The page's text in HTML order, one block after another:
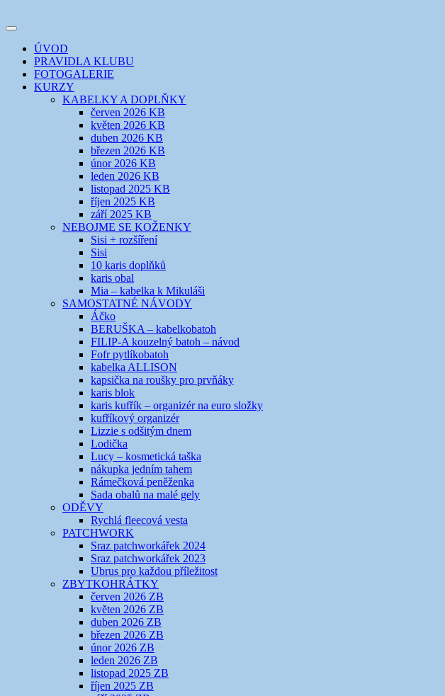
k
webuEVIKLUB
šicí klub
Toggle
navigation
ÚVOD
PRAVIDLA KLUBU
FOTOGALERIE
KURZY
KABELKY A DOPLŇKY
červen 2026 KB
květen 2026 KB
duben 2026 KB
březen 2026 KB
únor 2026 KB
leden 2026 KB
listopad 2025 KB
říjen 2025 KB
září 2025 KB
NEBOJME SE KOŽENKY
Sisi + rozšíření
Sisi
10 karis doplňků
karis obal
Mia – kabelka k Mikuláši
SAMOSTATNÉ NÁVODY
Áčko
BERUŠKA – kabelkobatoh
FILIP-A kouzelný batoh – návod
Fofr pytlíkobatoh
kabelka ALLISON
kapsička na roušky pro prvňáky
karis blok
karis kufřík – organizér na euro složky
kufříkový organizér
Lizzie s odšitým dnem
Lodička
Lucy – kosmetická taška
nákupka jedním tahem
Rámečková peněženka
Sada obalů na malé gely
ODĚVY
Rychlá fleecová vesta
PATCHWORK
Sraz patchworkářek 2024
Sraz patchworkářek 2023
Ubrus pro každou příležitost
ZBYTKOHRÁTKY
červen 2026 ZB
květen 2026 ZB
duben 2026 ZB
březen 2026 ZB
únor 2026 ZB
leden 2026 ZB
listopad 2025 ZB
říjen 2025 ZB